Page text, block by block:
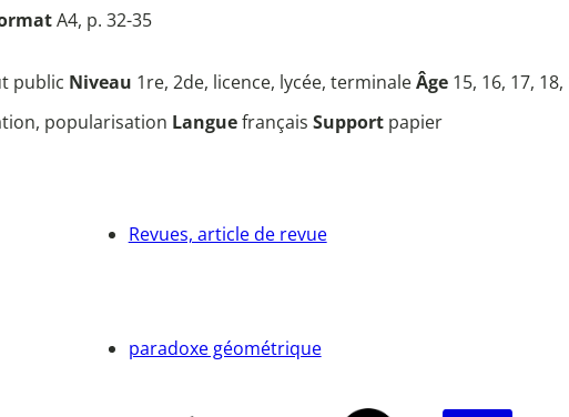
A4, p. 32-35
public Niveau 1re, 2de, licence, lycée, terminaleÂge 15, 16, 17, 18,
popularisation Languefrançais Support papier
Revues, article de revue
paradoxe géométrique